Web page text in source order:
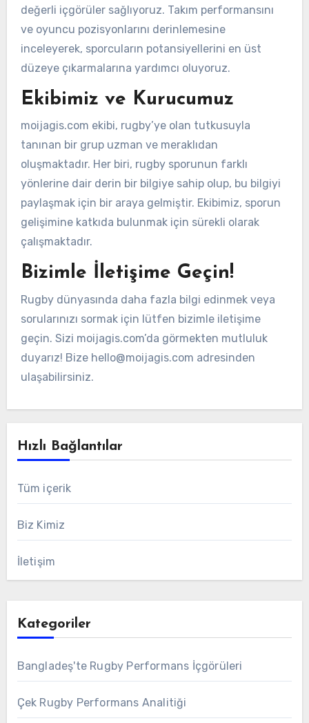
değerli içgörüler sağlıyoruz. Takım performansını
ve oyuncu pozisyonlarını derinlemesine
inceleyerek, sporcuların potansiyellerini en üst
düzeye çıkarmalarına yardımcı oluyoruz.
Ekibimiz ve Kurucumuz
moijagis.com ekibi, rugby’ye olan tutkusuyla
tanınan bir grup uzman ve meraklıdan
oluşmaktadır. Her biri, rugby sporunun farklı
yönlerine dair derin bir bilgiye sahip olup, bu bilgiyi
paylaşmak için bir araya gelmiştir. Ekibimiz, sporun
gelişimine katkıda bulunmak için sürekli olarak
çalışmaktadır.
Bizimle İletişime Geçin!
Rugby dünyasında daha fazla bilgi edinmek veya
sorularınızı sormak için lütfen bizimle iletişime
geçin. Sizi moijagis.com’da görmekten mutluluk
duyarız! Bize hello@moijagis.com adresinden
ulaşabilirsiniz.
Hızlı Bağlantılar
Tüm içerik
Biz Kimiz
İletişim
Kategoriler
Bangladeş'te Rugby Performans İçgörüleri
Çek Rugby Performans Analitiği